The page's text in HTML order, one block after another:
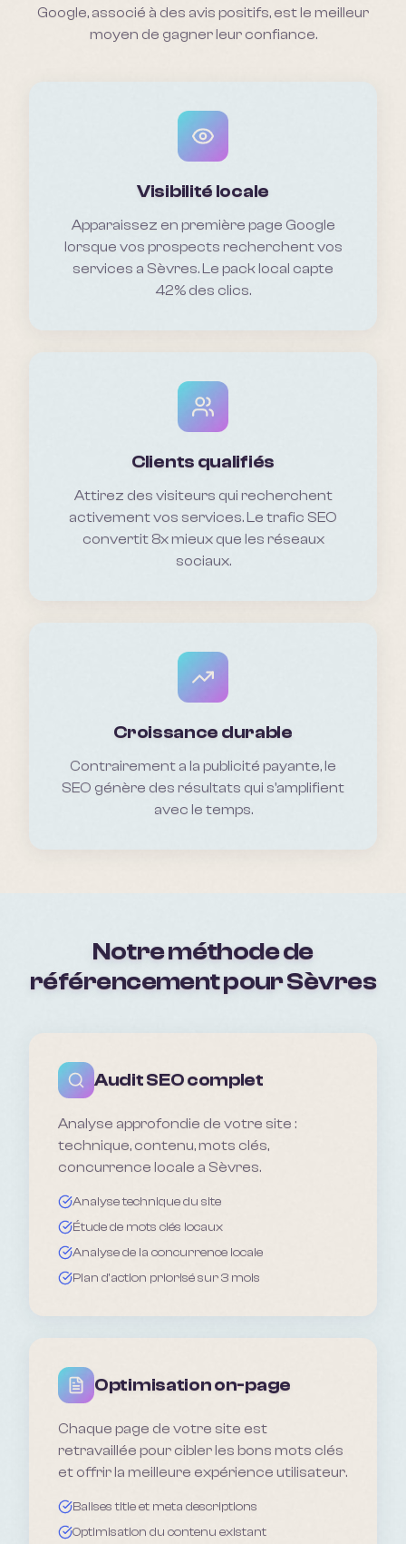
Google, associé à des avis positifs, est le meilleur
moyen de gagner leur confiance.
Visibilité locale
Apparaissez en première page Google
lorsque vos prospects recherchent vos
services a Sèvres. Le pack local capte
42% des clics.
Clients qualifiés
Attirez des visiteurs qui recherchent
activement vos services. Le trafic SEO
convertit 8x mieux que les réseaux
sociaux.
Croissance durable
Contrairement a la publicité payante, le
SEO génère des résultats qui s'amplifient
avec le temps.
Notre méthode de
référencement pourSèvres
Audit SEO complet
Analyse approfondie de votre site :
technique, contenu, mots clés,
concurrence locale a Sèvres.
Analyse technique du site
Étude de mots clés locaux
Analyse de la concurrence locale
Plan d'action priorisé sur 3 mois
Optimisation on-page
Chaque page de votre site est
retravaillée pour cibler les bons mots clés
et offrir la meilleure expérience utilisateur.
Balises title et meta descriptions
Optimisation du contenu existant